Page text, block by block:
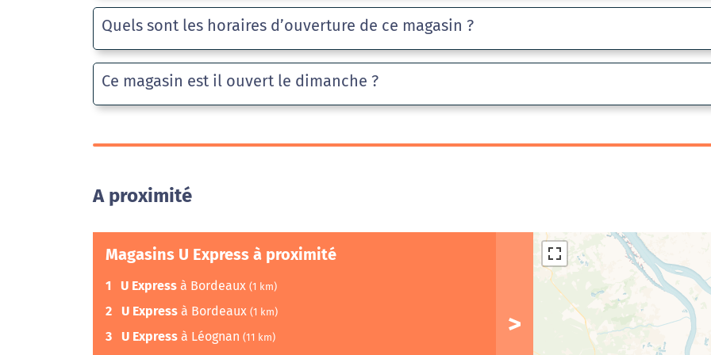
Quels sont les horaires d’ouverture de ce magasin ?
Ce magasin est il ouvert le dimanche ?
A proximité
Magasins U Express à proximité
1 U Express à Bordeaux (1 km)
2 U Express à Bordeaux (1 km)
3 U Express à Léognan (11 km)